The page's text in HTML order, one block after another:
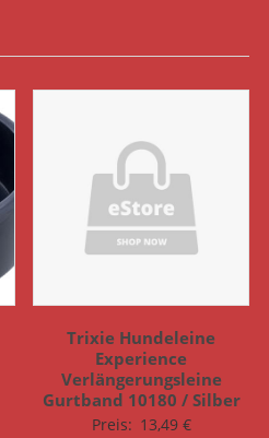
Trixie Hundeleine
Experience
Verlängerungsleine
Gurtband 10180 / Silber
Preis: 13,49 €